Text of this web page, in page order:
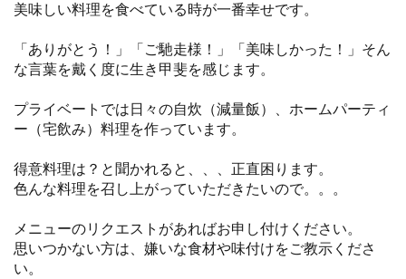
美味しい料理を食べている時が一番幸せです。
「ありがとう！」「ご馳走様！」「美味しかった！」そん
な言葉を戴く度に生き甲斐を感じます。
プライベートでは日々の自炊（減量飯）、ホームパーティ
ー（宅飲み）料理を作っています。
得意料理は？と聞かれると、、、正直困ります。
色んな料理を召し上がっていただきたいので。。。
メニューのリクエストがあればお申し付けください。
思いつかない方は、嫌いな食材や味付けをご教示くださ
い。